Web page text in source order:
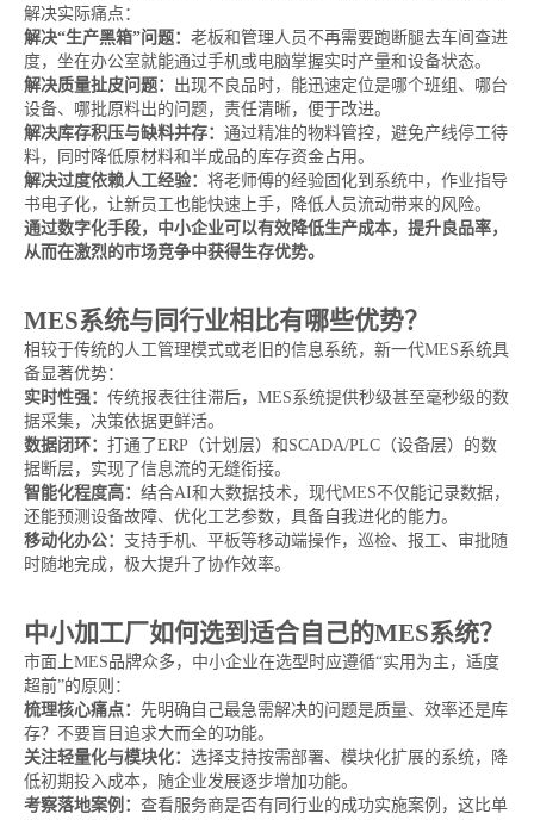
解决实际痛点：
解决“生产黑箱”问题： 老板和管理人员不再需要跑断腿去车间查进
度，坐在办公室就能通过手机或电脑掌握实时产量和设备状态。
解决质量扯皮问题： 出现不良品时，能迅速定位是哪个班组、哪台
设备、哪批原料出的问题，责任清晰，便于改进。
解决库存积压与缺料并存： 通过精准的物料管控，避免产线停工待
料，同时降低原材料和半成品的库存资金占用。
解决过度依赖人工经验： 将老师傅的经验固化到系统中，作业指导
书电子化，让新员工也能快速上手，降低人员流动带来的风险。
通过数字化手段，中小企业可以有效降低生产成本，提升良品率，
从而在激烈的市场竞争中获得生存优势。
MES系统与同行业相比有哪些优势？
相较于传统的人工管理模式或老旧的信息系统，新一代MES系统具
备显著优势：
实时性强： 传统报表往往滞后，MES系统提供秒级甚至毫秒级的数
据采集，决策依据更鲜活。
数据闭环： 打通了ERP（计划层）和SCADA/PLC（设备层）的数
据断层，实现了信息流的无缝衔接。
智能化程度高： 结合AI和大数据技术，现代MES不仅能记录数据，
还能预测设备故障、优化工艺参数，具备自我进化的能力。
移动化办公： 支持手机、平板等移动端操作，巡检、报工、审批随
时随地完成，极大提升了协作效率。
中小加工厂如何选到适合自己的MES系统？
市面上MES品牌众多，中小企业在选型时应遵循“实用为主，适度
超前”的原则：
梳理核心痛点： 先明确自己最急需解决的问题是质量、效率还是库
存？不要盲目追求大而全的功能。
关注轻量化与模块化： 选择支持按需部署、模块化扩展的系统，降
低初期投入成本，随企业发展逐步增加功能。
考察落地案例： 查看服务商是否有同行业的成功实施案例，这比单